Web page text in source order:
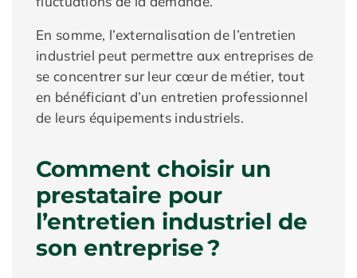
En somme, l’externalisation de l’entretien
industriel peut permettre aux entreprises de
se concentrer sur leur cœur de métier, tout
en bénéficiant d’un entretien professionnel
de leurs équipements industriels.
Comment choisir un
prestataire pour
l’entretien industriel de
son entreprise ?